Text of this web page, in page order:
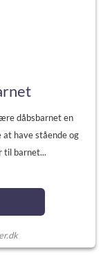
dåbsbarnet en
at have stående og
til barnet...